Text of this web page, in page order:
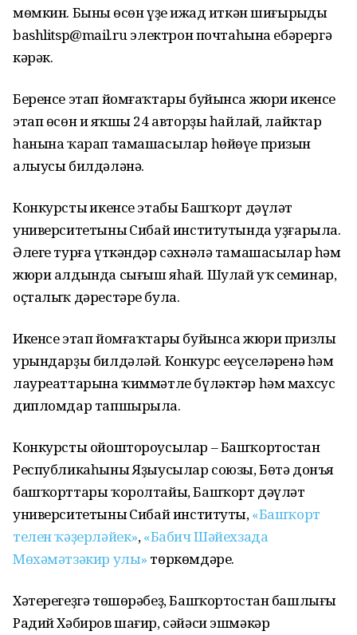
мөмкин. Бының өсөн үҙең ижад иткән шиғырыңды
bashlitsp@mail.ru электрон почтаһына ебәрергә
кәрәк.
Беренсе этап йомғаҡтары буйынса жюри икенсе
этап өсөн иң яҡшы 24 авторҙы һайлай, лайктар
һанына ҡарап тамашасылар һөйөүе призын
алыусы билдәләнә.
Конкурстың икенсе этабы Башҡорт дәүләт
университетының Сибай институтында уҙғарыла.
Әлеге турға үткәндәр сәхнәлә тамашасылар һәм
жюри алдында сығыш яһай. Шулай уҡ семинар,
оҫталыҡ дәрестәре була.
Икенсе этап йомғаҡтары буйынса жюри призлы
урындарҙы билдәләй. Конкурс еңеүселәренә һәм
лауреаттарына ҡиммәтле бүләктәр һәм махсус
дипломдар тапшырыла.
Конкурсты ойоштороусылар – Башҡортостан
Республикаһының Яҙыусылар союзы, Бөтә донъя
башҡорттары ҡоролтайы, Башҡорт дәүләт
университетының Сибай институты,«Башҡорт
телен ҡәҙерләйек»,«Бабич Шәйехзада
Мөхәмәтзәкир улы» төркөмдәре.
Хәтерегеҙгә төшөрәбеҙ, Башҡортостан башлығы
Радий Хәбиров шағир, сәйәси эшмәкәр